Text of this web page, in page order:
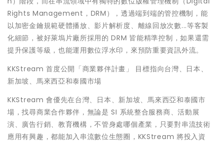
Rights Management，DRM），透過端到端的管控機制，能
以加密金鑰規範硬體播放、影片解析度、離線回放次數...等客製
化細節，被好萊塢片廠所採用的 DRM 皆能精準控制，如果還需
提升保護等級，也能運用數位浮水印，來預防重要資訊外流。
KKStream 首度公開「商業夥伴計畫」 目標指向台灣、日本、
新加坡、馬來西亞和泰國市場
KKStream 會優先在台灣、日本、新加坡、馬來西亞和泰國市
場，找尋商業合作夥伴，無論是 SI 系統整合服務商、活動展
演、廣告行銷、教育機構，不管身處哪個產業，只要對串流技術
應用有興趣，都能加入串流數位生態圈，KKStream 將投入資